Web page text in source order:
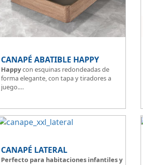
CANAPÉ ABATIBLE HAPPY
Happycon esquinas redondeadas de
forma elegante, con tapa y tiradores a
juego.
El tapizado de la tapa en malla 3D
aumenta la transpirabilidad.
CANAPÉ LATERAL
Perfecto para habitaciones infantiles y